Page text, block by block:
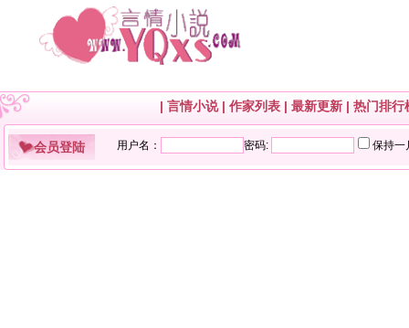
| 言情小说| 作家列表 | 最新更新 | 热门排行
会员登陆